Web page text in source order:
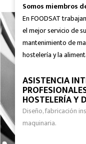
Somos miembros
En FOODSAT
el mejor servicio de
mantenimiento de
hostelería y la
ASISTENCIA
HOSTELERÍA Y
Diseño, fabricación
maquinaria.